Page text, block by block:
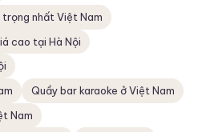
trọng nhất Việt Nam
cao tại Hà Nội
Quầy bar karaoke ở Việt Nam
Nam